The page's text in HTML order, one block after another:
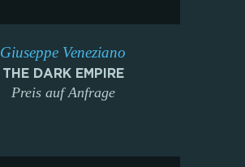
Giuseppe Veneziano
THE DARK EMPIRE
Preis auf Anfrage